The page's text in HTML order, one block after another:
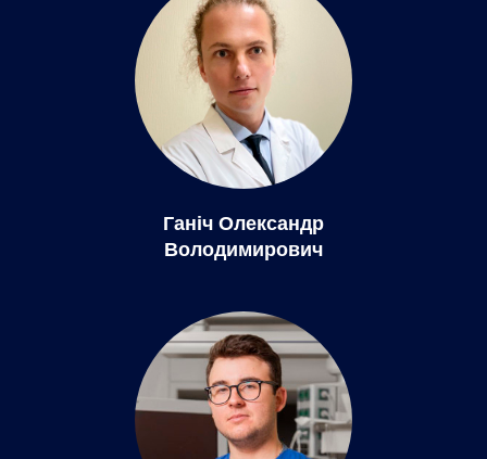
Ганіч Олександр
Володимирович